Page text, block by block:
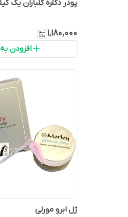
پودر دکلره گلباران یک
۱٬۱۸۰٬۰۰۰
افزودن
ژل ابرو مورلی